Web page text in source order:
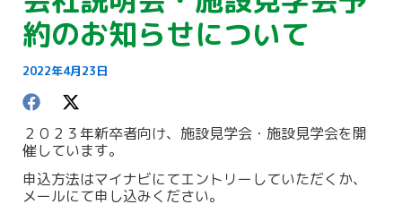
約のお知らせについて
2022年4月23日
２０２３年新卒者向け、施設見学会・施設見学会を開
催しています。
申込方法はマイナビにてエントリーしていただくか、
メールにて申し込みください。